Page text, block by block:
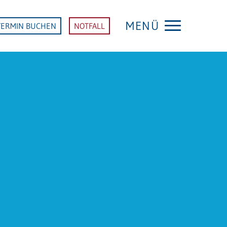
BUCHEN NOTFALL MENÜ